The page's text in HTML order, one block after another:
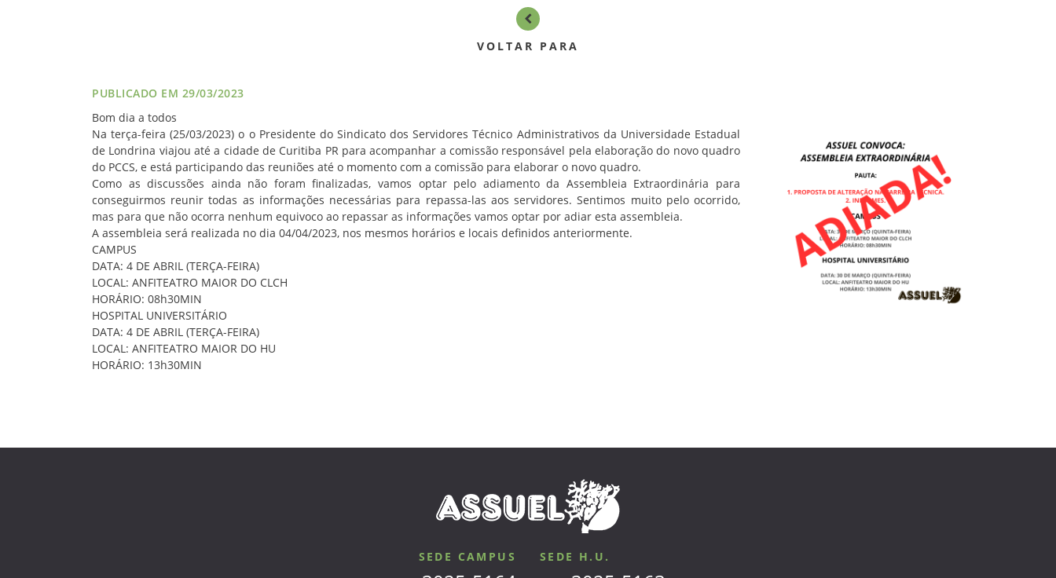
VOLTAR PARA
PUBLICADO EM 29/03/2023
Bom dia a todos
Na terça-feira (25/03/2023) o o Presidente do Sindicato dos Servidores Técnico Administrativos da Universidade Estadual
de Londrina viajou até a cidade de Curitiba PR para acompanhar a comissão responsável pela elaboração do novo quadro
do PCCS, e está participando das reuniões até o momento com a comissão para elaborar o novo quadro.
Como as discussões ainda não foram finalizadas, vamos optar pelo adiamento da Assembleia Extraordinária para
conseguirmos reunir todas as informações necessárias para repassa-las aos servidores. Sentimos muito pelo ocorrido,
mas para que não ocorra nenhum equivoco ao repassar as informações vamos optar por adiar esta assembleia.
A assembleia será realizada no dia 04/04/2023, nos mesmos horários e locais definidos anteriormente.
CAMPUS
DATA: 4 DE ABRIL (TERÇA-FEIRA)
LOCAL: ANFITEATRO MAIOR DO CLCH
HORÁRIO: 08h30MIN
HOSPITAL UNIVERSITÁRIO
DATA: 4 DE ABRIL (TERÇA-FEIRA)
LOCAL: ANFITEATRO MAIOR DO HU
HORÁRIO: 13h30MIN
SEDE CAMPUS SEDE H.U.